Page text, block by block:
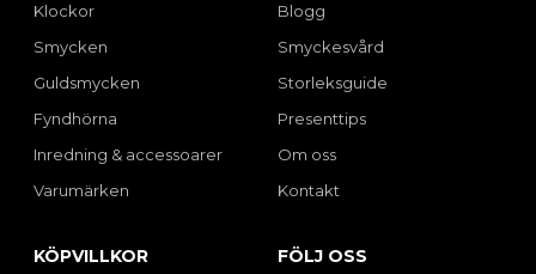
Klockor
Smycken
Guldsmycken
Fyndhörna
Inredning & accessoarer
Varumärken
Blogg
Smyckesvård
Storleksguide
Presenttips
Om oss
Kontakt
KÖPVILLKOR FÖLJ OSS